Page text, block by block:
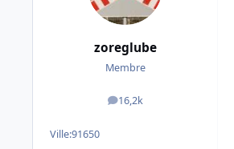
zoreglube
Membre
16,2k
messages
Ville:91650